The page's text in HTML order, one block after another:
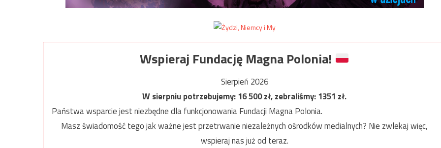
Wspieraj Fundację Magna Polonia!
Sierpień 2026
W sierpniu potrzebujemy:16 500zł, zebraliśmy:1351 zł.
Państwa wsparcie jest niezbędne dla funkcjonowania Fundacji Magna Polonia.
Masz świadomość tego jak ważne jest przetrwanie niezależnych ośrodków medialnych? Nie zwlekaj więc,
wspieraj nas już od teraz.